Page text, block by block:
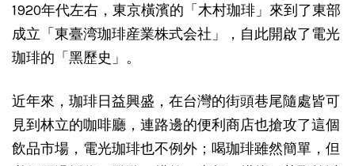
1920年代左右，東京橫濱的「木村珈琲」來到了東部
成立「東臺湾珈琲産業株式会社」，自此開啟了電光
珈琲的「黑歷史」。
近年來，珈琲日益興盛，在台灣的街頭巷尾隨處皆可
見到林立的咖啡廳，連路邊的便利商店也搶攻了這個
飲品市場，電光珈琲也不例外；喝珈琲雖然簡單，但